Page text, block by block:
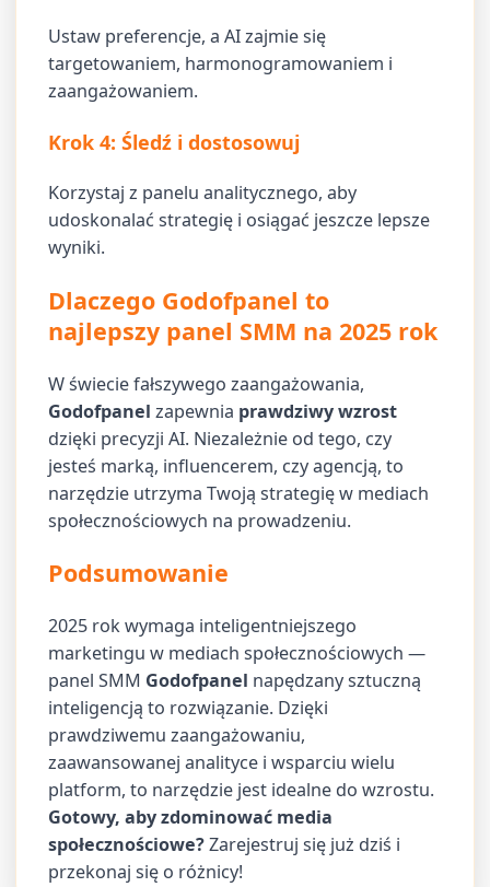
Ustaw preferencje, a AI zajmie się
targetowaniem, harmonogramowaniem i
zaangażowaniem.
Krok 4: Śledź i dostosowuj
Korzystaj z panelu analitycznego, aby
udoskonalać strategię i osiągać jeszcze lepsze
wyniki.
Dlaczego Godofpanel to
najlepszy panel SMM na 2025 rok
W świecie fałszywego zaangażowania,
Godofpanel zapewnia prawdziwy wzrost
dzięki precyzji AI. Niezależnie od tego, czy
jesteś marką, influencerem, czy agencją, to
narzędzie utrzyma Twoją strategię w mediach
społecznościowych na prowadzeniu.
Podsumowanie
2025 rok wymaga inteligentniejszego
marketingu w mediach społecznościowych —
panel SMM Godofpanel napędzany sztuczną
inteligencją to rozwiązanie. Dzięki
prawdziwemu zaangażowaniu,
zaawansowanej analityce i wsparciu wielu
platform, to narzędzie jest idealne do wzrostu.
Gotowy, aby zdominować media
społecznościowe?Zarejestruj się już dziś i
przekonaj się o różnicy!